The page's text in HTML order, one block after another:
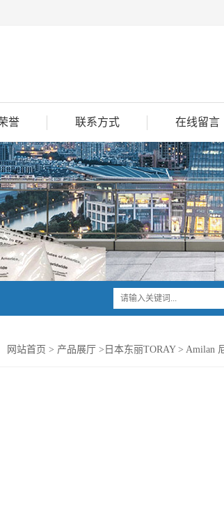
誉 联系方式 在线留言
网站首页 > 产品展厅 > 日本东丽TORAY> Amilan